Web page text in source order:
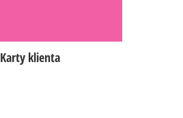
Karty klienta